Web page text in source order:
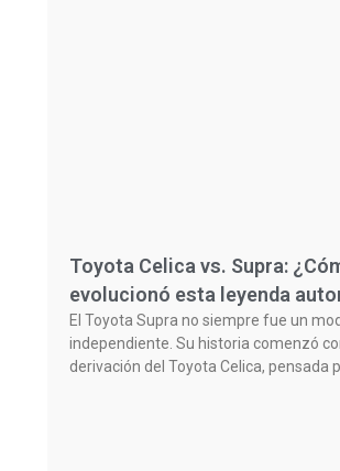
Toyota Celica vs. Supra:
evolucionó esta leyenda
El Toyota Supra no siempre fue un
independiente. Su historia comenzó
derivación del Toyota Celica, pensada